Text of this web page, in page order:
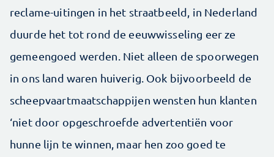
reclame-uitingen in het straatbeeld, in Nederland
duurde het tot rond de eeuwwisseling eer ze
gemeengoed werden. Niet alleen de spoorwegen
in ons land waren huiverig. Ook bijvoorbeeld de
scheepvaartmaatschappijen wensten hun klanten
‘niet door opgeschroefde advertentiën voor
hunne lijn te winnen, maar hen zoo goed te